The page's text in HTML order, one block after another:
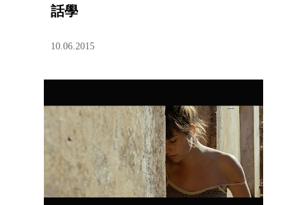
話學
10.06.2015